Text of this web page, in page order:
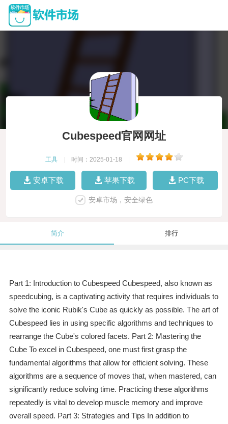
Cubespeed官网网址
工具 时间：2025-01-18
安卓下载 苹果下载 PC下载
安卓市场，安全绿色
简介 排行
Part 1: Introduction to Cubespeed Cubespeed, also known as
speedcubing, is a captivating activity that requires individuals to
solve the iconic Rubik's Cube as quickly as possible. The art of
Cubespeed lies in using specific algorithms and techniques to
rearrange the Cube's colored facets. Part 2: Mastering the
Cube To excel in Cubespeed, one must first grasp the
fundamental algorithms that allow for efficient solving. These
algorithms are a sequence of moves that, when mastered, can
significantly reduce solving time. Practicing these algorithms
repeatedly is vital to develop muscle memory and improve
overall speed. Part 3: Strategies and Tips In addition to